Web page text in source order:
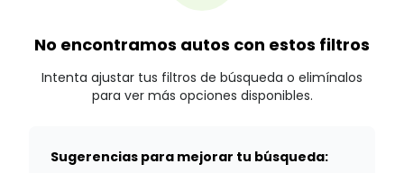
No encontramos autos con estos filtros
Intenta ajustar tus filtros de búsqueda o elimínalos
para ver más opciones disponibles.
Sugerencias para mejorar tu búsqueda: